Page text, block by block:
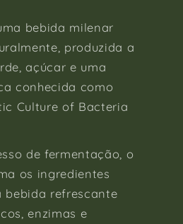
bebida milenar
produzida a
açúcar e uma
conhecida como
Culture of Bacteria
de fermentação, o
os ingredientes
bebida refrescante
enzimas e